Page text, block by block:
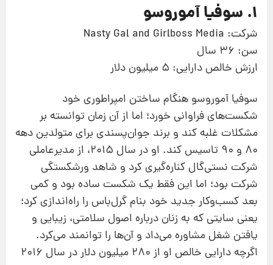
1. سوفیا آموروسو
شرکت: Nasty Gal and Girlboss Media
سن: 36 سال
ارزش خالص دارایی: 5 میلیون دلار
سوفیا آموروسو هنگام ساختن امپراطوری خود
شکست‌های فراوانی خورد؛ اما از آن زمان توانسته بر
مشکلات غلبه کند و برند جوان‌پسندی برای متولدین دهه
80 و 90 تاسیس کند. او در سال 2015، از مدیرعاملی
شرکت نستی‌گال کناره‌گیری کرد و شاهد ورشکستگی
شرکت بود؛ اما این فقط یک شکست ساده بود و کمی
بعد کسب‌وکار جدید خود بنام گرل‌باس را راه‌اندازی کرد؛
یعنی سایتی که به زنان درباره اصول سلامتی، زیبایی و
یافتن شغل مشاوره می‌داد و آن‌ها را توانمند می‌کرد.
اگرچه دارایی خالص او از 280 میلیون دلار در سال 2016